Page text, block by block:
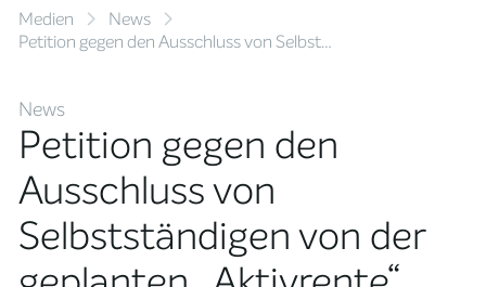
Medien
News
Petition gegen den Ausschluss von Selbst…
News
Petition gegen den
Ausschluss von
Selbstständigen von der